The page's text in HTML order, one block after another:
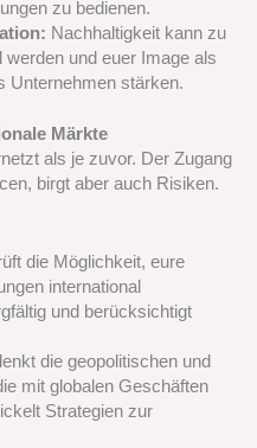
zu bedienen.
Nachhaltigkeit kann zu
und euer Image als
Unternehmen stärken.
Märkte
als je zuvor. Der Zugang
birgt aber auch Risiken.
die Möglichkeit, eure
international
und berücksichtigt
die geopolitischen und
mit globalen Geschäften
Strategien zur